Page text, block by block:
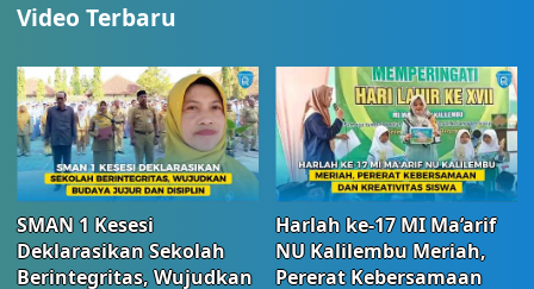
Video Terbaru
SMAN 1 Kesesi
Deklarasikan Sekolah
Berintegritas, Wujudkan
Harlah ke-17 MI Ma’arif
NU Kalilembu Meriah,
Pererat Kebersamaan